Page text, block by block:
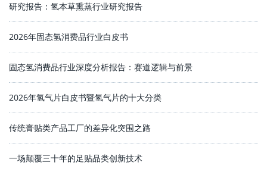
研究报告：氢本草熏蒸行业研究报告
2026年固态氢消费品行业白皮书
固态氢消费品行业深度分析报告：赛道逻辑与前景
2026年氢气片白皮书暨氢气片的十大分类
传统膏贴类产品工厂的差异化突围之路
一场颠覆三十年的足贴品类创新技术